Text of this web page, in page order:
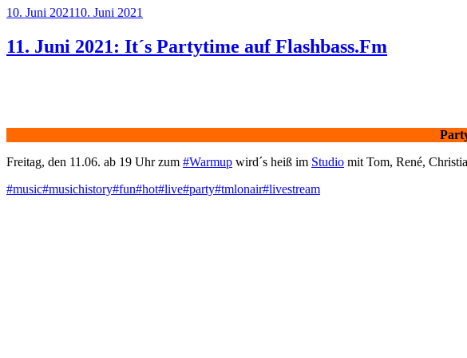
Veröffentlicht
10. Juni 202110. Juni 2021
11. Juni 2021: It´s Partytime auf Flashbass.Fm
Freitag, den 11.06. ab 19 Uhr zum #Warmup wird´s heiß im Studio mit Tom, René,
#music#musichistory#fun#hot#live#party#tmlonair#livestream